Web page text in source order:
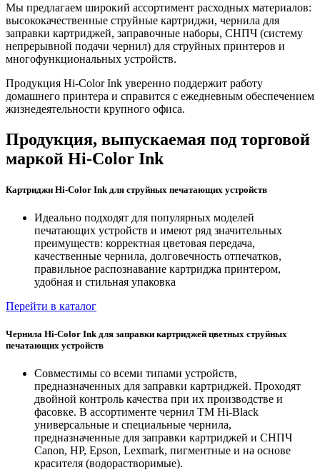
Мы предлагаем широкий ассортимент расходных материалов:
высококачественные струйные картриджи, чернила для
заправки картриджей, заправочные наборы, СНПЧ (систему
непрерывной подачи чернил) для струйных принтеров и
многофункциональных устройств.
Продукция Hi-Color Ink уверенно поддержит работу
домашнего принтера и справится с ежедневным обеспечением
жизнедеятельности крупного офиса.
Продукция, выпускаемая под торговой
маркой Hi-Color Ink
Картриджи Hi-Color Ink для струйных печатающих устройств
Идеально подходят для популярных моделей
печатающих устройств и имеют ряд значительных
преимуществ: корректная цветовая передача,
качественные чернила, долговечность отпечатков,
правильное распознавание картриджа принтером,
удобная и стильная упаковка
Перейти в каталог
Чернила Hi-Color Ink для заправки картриджей цветных струйных
печатающих устройств
Cовместимы со всеми типами устройств,
предназначенных для заправки картриджей. Проходят
двойной контроль качества при их производстве и
фасовке. В ассортименте чернил ТМ Hi-Black
универсальные и специальные чернила,
предназначенные для заправки картриджей и СНПЧ
Canon, HP, Epson, Lexmark, пигментные и на основе
красителя (водорастворимые).